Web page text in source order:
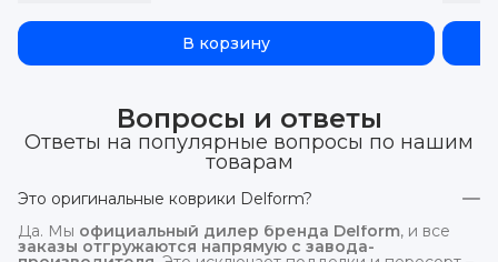
В корзину
Вопросы и ответы
Ответы на популярные вопросы по нашим
товарам
Это оригинальные коврики Delform?
Да. Мы официальный дилер бренда Delform, и все
заказы отгружаются напрямую с завода-